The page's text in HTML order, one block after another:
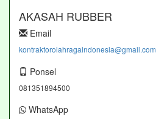
AKASAH RUBBER
Email
kontraktorolahragaindonesia@gmail.com
Ponsel
081351894500
WhatsApp